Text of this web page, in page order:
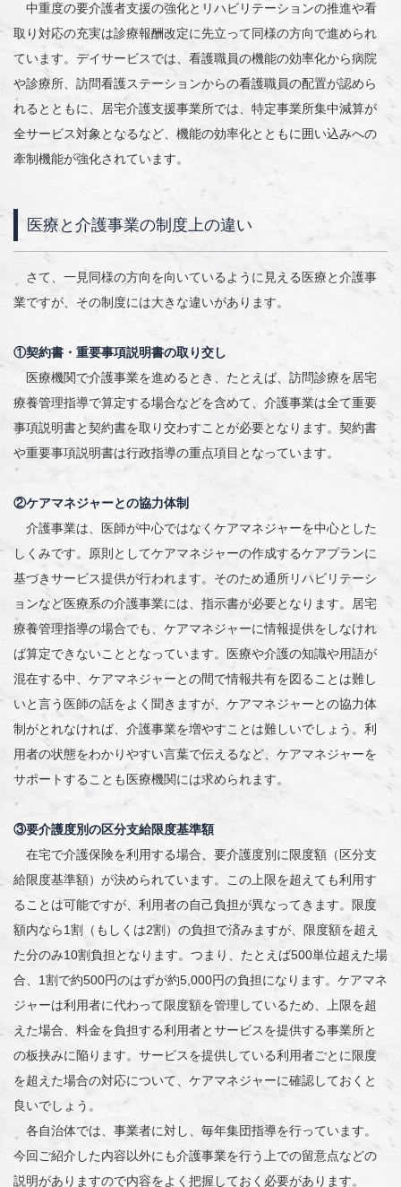
中重度の要介護者支援の強化とリハビリテーションの推進や看
取り対応の充実は診療報酬改定に先立って同様の方向で進められ
ています。デイサービスでは、看護職員の機能の効率化から病院
や診療所、訪問看護ステーションからの看護職員の配置が認めら
れるとともに、居宅介護支援事業所では、特定事業所集中減算が
全サービス対象となるなど、機能の効率化とともに囲い込みへの
牽制機能が強化されています。
医療と介護事業の制度上の違い
さて、一見同様の方向を向いているように見える医療と介護事
業ですが、その制度には大きな違いがあります。
①契約書・重要事項説明書の取り交し
医療機関で介護事業を進めるとき、たとえば、訪問診療を居宅
療養管理指導で算定する場合などを含めて、介護事業は全て重要
事項説明書と契約書を取り交わすことが必要となります。契約書
や重要事項説明書は行政指導の重点項目となっています。
②ケアマネジャーとの協力体制
介護事業は、医師が中心ではなくケアマネジャーを中心とした
しくみです。原則としてケアマネジャーの作成するケアプランに
基づきサービス提供が行われます。そのため通所リハビリテーシ
ョンなど医療系の介護事業には、指示書が必要となります。居宅
療養管理指導の場合でも、ケアマネジャーに情報提供をしなけれ
ば算定できないこととなっています。医療や介護の知識や用語が
混在する中、ケアマネジャーとの間で情報共有を図ることは難し
いと言う医師の話をよく聞きますが、ケアマネジャーとの協力体
制がとれなければ、介護事業を増やすことは難しいでしょう。利
用者の状態をわかりやすい言葉で伝えるなど、ケアマネジャーを
サポートすることも医療機関には求められます。
③要介護度別の区分支給限度基準額
在宅で介護保険を利用する場合、要介護度別に限度額（区分支
給限度基準額）が決められています。この上限を超えても利用す
ることは可能ですが、利用者の自己負担が異なってきます。限度
額内なら1割（もしくは2割）の負担で済みますが、限度額を超え
た分のみ10割負担となります。つまり、たとえば500単位超えた場
合、1割で約500円のはずが約5,000円の負担になります。ケアマネ
ジャーは利用者に代わって限度額を管理しているため、上限を超
えた場合、料金を負担する利用者とサービスを提供する事業所と
の板挟みに陥ります。サービスを提供している利用者ごとに限度
を超えた場合の対応について、ケアマネジャーに確認しておくと
良いでしょう。
各自治体では、事業者に対し、毎年集団指導を行っています。
今回ご紹介した内容以外にも介護事業を行う上での留意点などの
説明がありますので内容をよく把握しておく必要があります。